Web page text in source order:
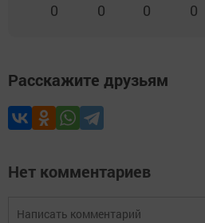
0 0 0 0
Расскажите друзьям
Нет комментариев